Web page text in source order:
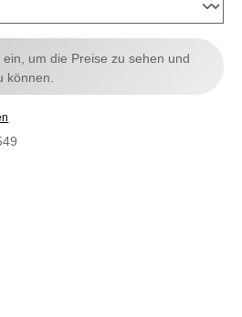
um die Preise zu sehen und
können.